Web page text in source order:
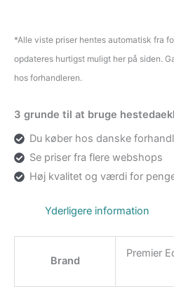
*Alle viste priser hentes automatisk fra
opdateres hurtigst muligt her på siden.
hos forhandleren.
3 grunde til at bruge
Du køber hos danske
Se priser fra flere webshops
Høj kvalitet og værdi for
Yderligere information
Brand
Premier